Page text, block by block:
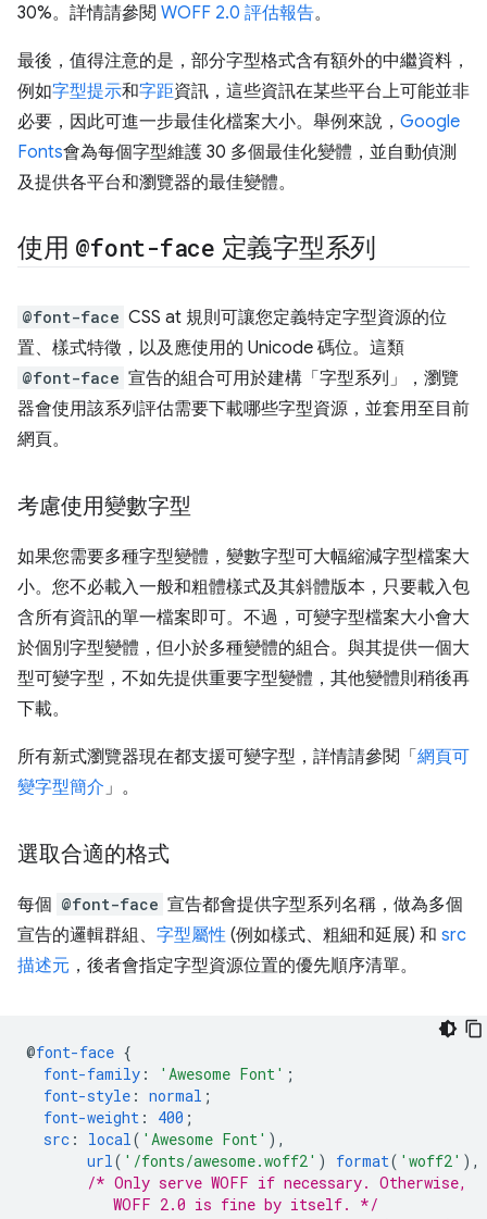
30%。詳情請參閱 WOFF 2.0 評估報告。
最後，值得注意的是，部分字型格式含有額外的中繼資料，
例如字型提示和字距資訊，這些資訊在某些平台上可能並非
必要，因此可進一步最佳化檔案大小。舉例來說， Google
Fonts會為每個字型維護 30 多個最佳化變體，並自動偵測
及提供各平台和瀏覽器的最佳變體。
使用 @font-face 定義字型系列
@font-face CSS at 規則可讓您定義特定字型資源的位
置、樣式特徵，以及應使用的 Unicode 碼位。這類
@font-face 宣告的組合可用於建構「字型系列」，瀏覽
器會使用該系列評估需要下載哪些字型資源，並套用至目前
網頁。
考慮使用變數字型
如果您需要多種字型變體，變數字型可大幅縮減字型檔案大
小。您不必載入一般和粗體樣式及其斜體版本，只要載入包
含所有資訊的單一檔案即可。不過，可變字型檔案大小會大
於個別字型變體，但小於多種變體的組合。與其提供一個大
型可變字型，不如先提供重要字型變體，其他變體則稍後再
下載。
所有新式瀏覽器現在都支援可變字型，詳情請參閱「網頁可
變字型簡介 」。
選取合適的格式
每個 @font-face 宣告都會提供字型系列名稱，做為多個
宣告的邏輯群組、 字型屬性 (例如樣式、粗細和延展) 和 src
描述元 ，後者會指定字型資源位置的優先順序清單。
@font-face {
font-family : 'Awesome Font' ;
font-style : normal ;
font-weight : 400 ;
src : local ( 'Awesome Font' ),
url ( '/fonts/awesome.woff2' ) format( 'woff2' ),
/* Only serve WOFF if necessary. Otherwise,
          WOFF 2.0 is fine by itself. */